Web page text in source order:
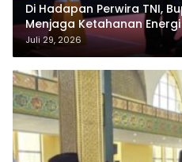
Di Hadapan Perwira TNI,
Menjaga Ketahanan
Juli 29, 2026